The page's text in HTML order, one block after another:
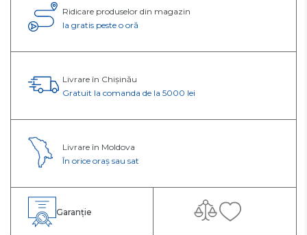
Ridicare produselor din magazin
Ia gratis peste o oră
Livrare în Chișinău
Gratuit la comanda de la 5000 lei
Livrare în Moldova
În orice oraș sau sat
Garanție